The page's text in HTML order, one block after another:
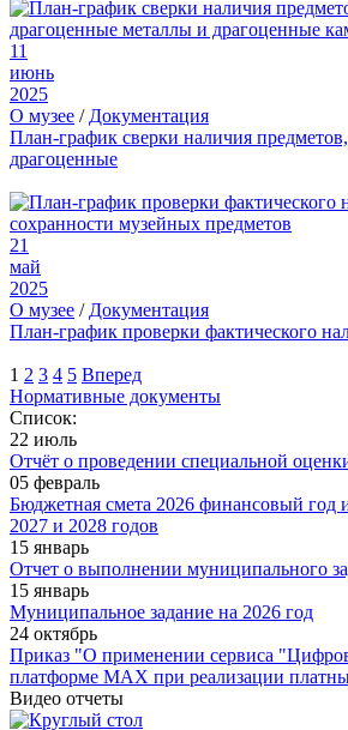
11
июнь
2025
О музее / Документация
План-график сверки наличия
драгоценные
21
май
2025
О музее / Документация
План-график проверки фактического
1 2 3 4 5 Вперед
Нормативные документы
Список:
22 июль
Отчёт о проведении специальной
05 февраль
Бюджетная смета 2026 финансовый год
2027 и 2028 годов
15 январь
Отчет о выполнении муниципального
15 январь
Муниципальное задание на 2026 год
24 октябрь
Приказ "О применении сервиса
платформе МАХ при реализации
Видео отчеты